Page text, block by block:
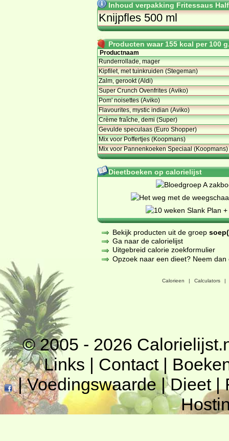
Inhoud verpakking Fritessaus
Knijpfles 500 ml
Producten waar 155 kcal per 100
Productnaam
Runderrollade, mager
Kipfilet, met tuinkruiden (Stegeman)
Zalm, gerookt (Aldi)
Super Crunch Ovenfrites (Aviko)
Pom' noisettes (Aviko)
Flavourites, mystic indian (Aviko)
Crème fraîche, demi (Super)
Gevulde speculaas (Euro Shopper)
Mix voor Poffertjes (Koopmans)
Mix voor Pannenkoeken Speciaal (Koopmans)
Dieetboeken op calorielijst
Bekijk producten uit de groep
Ga naar de calorielijst
Uitgebreid calorie zoekformulier
Opzoek naar een dieet? Neem
Calorieen | Calculators |
© 2005 - 2026
Links | Contact|
|Voedingswaarde|Dieet|